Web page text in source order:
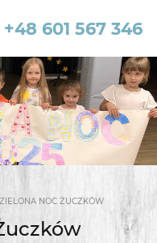
+48 601 567 346
ZIELONA NOC ŻUCZKÓW